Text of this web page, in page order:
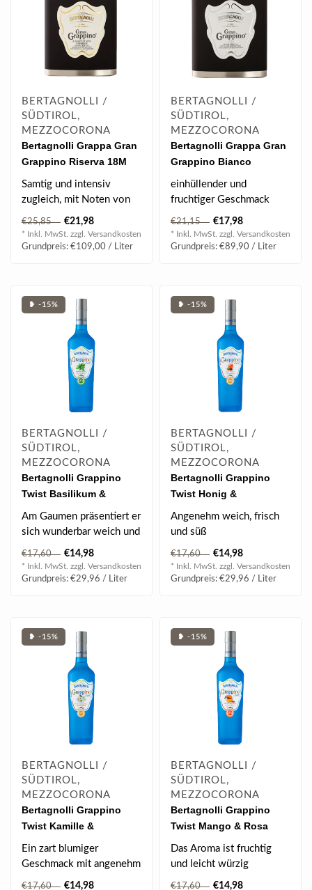
BERTAGNOLLI /
SÜDTIROL,
MEZZOCORONA
Bertagnolli Grappa Gran
Grappino Riserva 18M
Flachmann 0.2 l 42% vol
Samtig und intensiv
zugleich, mit Noten von
Vanille
€25,85 €21,98
* Inkl. MwSt. zzgl. Versandkosten
Grundpreis: €109,00 / Liter
BERTAGNOLLI /
SÜDTIROL,
MEZZOCORONA
Bertagnolli Grappa Gran
Grappino Bianco
Flachmann 0.2 l 42% vol
einhüllender und
fruchtiger Geschmack
€21,15 €17,98
* Inkl. MwSt. zzgl. Versandkosten
Grundpreis: €89,90 / Liter
❥ -15%
BERTAGNOLLI /
SÜDTIROL,
MEZZOCORONA
Bertagnolli Grappino
Twist Basilikum &
Limette 0.5 l 28% vol
Am Gaumen präsentiert er
sich wunderbar weich und
ausgewogen mit einer
angenehm..
€17,60 €14,98
* Inkl. MwSt. zzgl. Versandkosten
Grundpreis: €29,96 / Liter
❥ -15%
BERTAGNOLLI /
SÜDTIROL,
MEZZOCORONA
Bertagnolli Grappino
Twist Honig &
Pfefferminz 0.5 l 28% vol
Angenehm weich, frisch
und süß
€17,60 €14,98
* Inkl. MwSt. zzgl. Versandkosten
Grundpreis: €29,96 / Liter
❥ -15%
BERTAGNOLLI /
SÜDTIROL,
MEZZOCORONA
Bertagnolli Grappino
Twist Kamille &
Hollunder 0.5 l 28% vol
Ein zart blumiger
Geschmack mit angenehm
weichen und frischen
€17,60 €14,98
❥ -15%
BERTAGNOLLI /
SÜDTIROL,
MEZZOCORONA
Bertagnolli Grappino
Twist Mango & Rosa
Pfeffer 0.5 l 28% vol
Das Aroma ist fruchtig
und leicht würzig
€17,60 €14,98